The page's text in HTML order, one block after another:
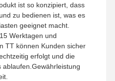
ist so konzipiert, dass
zu bedienen ist, was es
geeignet macht.
Werktagen und
TT können Kunden sicher
erfolgt und die